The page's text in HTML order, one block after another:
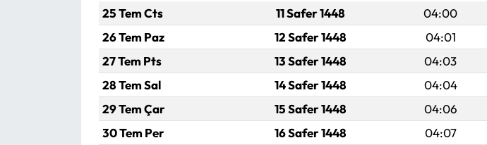
25 Tem Cts
11 Safer 1448 04:00
26 Tem Paz
12 Safer 1448 04:01
27 Tem Pts
13 Safer 1448 04:03
28 Tem Sal
14 Safer 1448 04:04
29 Tem Çar
15 Safer 1448 04:06
30 Tem Per
16 Safer 1448 04:07
Laçin Haberleri
Mecitözü Haberleri
Oğuzlar Haberleri